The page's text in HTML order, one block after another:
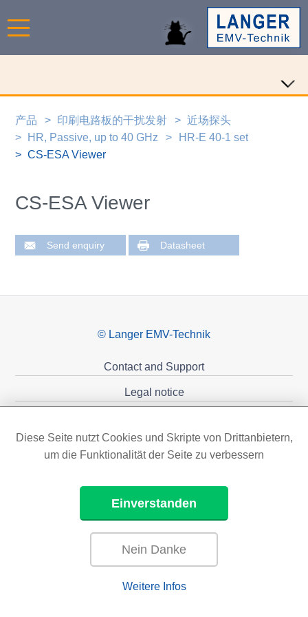
产品 印刷电路板的干扰发射
近场探头
HR, Passive, up to 40 GHz
HR-E 40-1 set
CS-ESA Viewer
CS-ESA Viewer
Send enquiry Datasheet
© Langer EMV-Technik
Contact and Support
Legal notice
Sponsoring
Diese Seite nutzt Cookies und Skripte von Drittanbietern,
um die Funktionalität der Seite zu verbessern
Einverstanden
Nein Danke
Weitere Infos